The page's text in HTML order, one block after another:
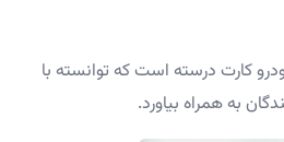
کارت درسته است که توانسته با
به همراه بیاورد.